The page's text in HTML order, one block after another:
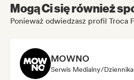
Mogą Ci się również
Ponieważ odwiedzasz profil Troca
MOWNO
Serwis Medialny/